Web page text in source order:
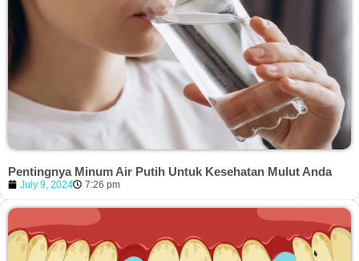
Pentingnya Minum Air Putih Untuk Kesehatan Mulut Anda
July 9, 2024 7:26 pm